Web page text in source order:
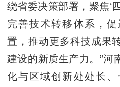
绕省委决策部署，聚焦‘
完善技术转移体系，
置，推动更多科技成果
建设的新质生产力。”河
化与区域创新处处长